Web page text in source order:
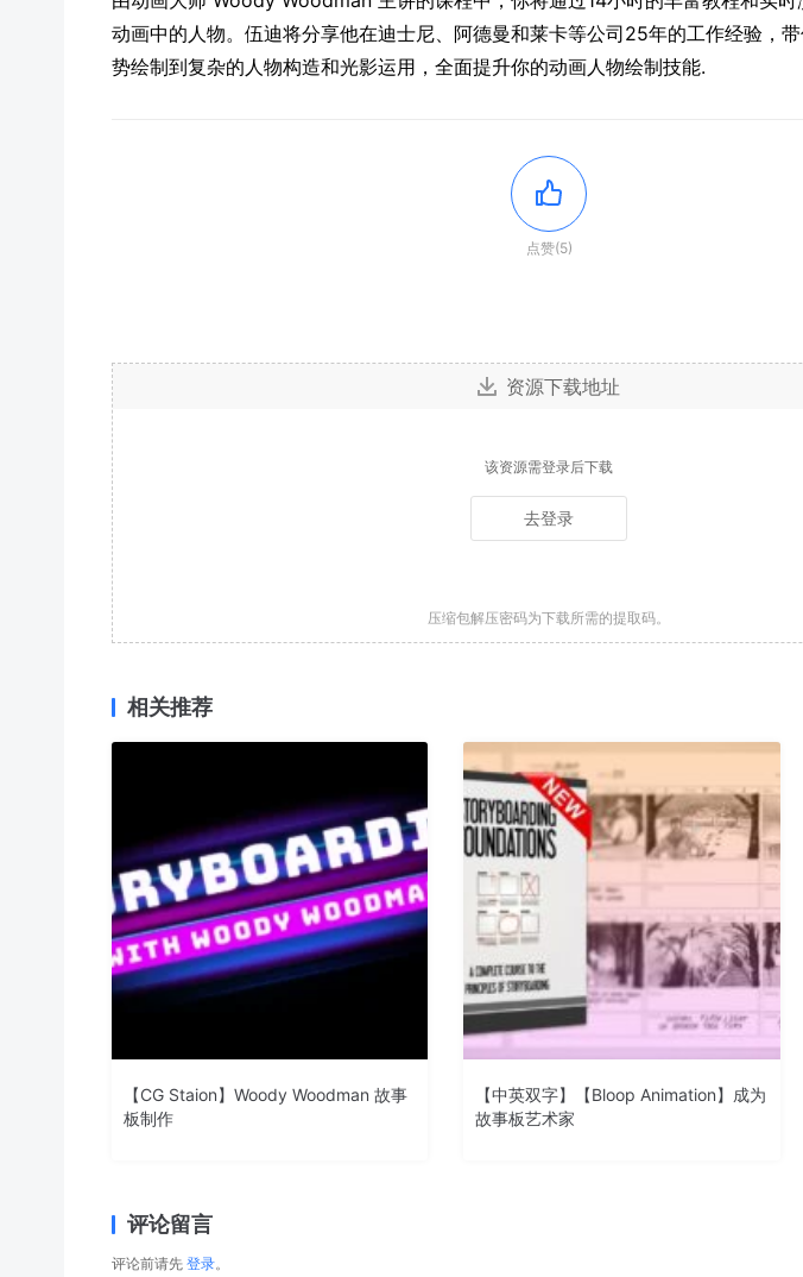
动画中的人物。伍迪将分享他在迪士尼、阿德曼和莱卡等公司25年的工作经验，
势绘制到复杂的人物构造和光影运用，全面提升你的动画人物绘制技能.
点赞(5)
资源下载地址
该资源需登录后下载
去登录
压缩包解压密码为下载所需的提取码。
相关推荐
【CG Staion】Woody Woodman 故事
板制作
【中英双字】【Bloop Animation】成为
故事板艺术家
评论留言
评论前请先 登录。